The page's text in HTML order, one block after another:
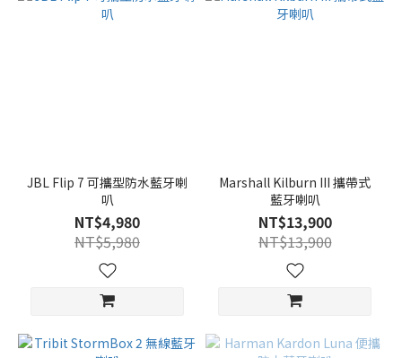
JBL Flip 7 可攜型防水藍牙喇
叭
NT$4,980
NT$5,980
Marshall Kilburn III 攜帶式
藍牙喇叭
NT$13,900
NT$13,900